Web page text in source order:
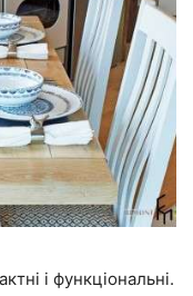
і функціональні.